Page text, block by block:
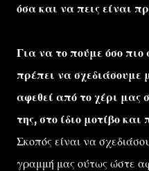
όσα και να πεις είναι
Για να το πούμε όσο
πρέπει να σχεδιάσουμε
αφεθεί από το χέρι μας
της, στο ίδιο μοτίβο
Σκοπός είναι να
γραμμή μας ούτως ώστε